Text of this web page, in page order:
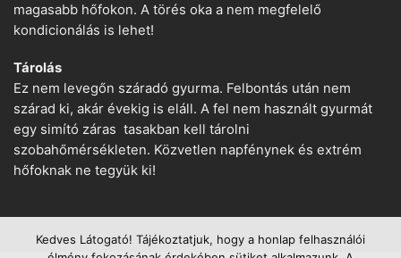
magasabb hőfokon. A törés oka a nem megfelelő
kondicionálás is lehet!
Tárolás
Ez nem levegőn száradó gyurma. Felbontás után nem
szárad ki, akár évekig is eláll. A fel nem használt gyurmát
egy simító záras tasakban kell tárolni
szobahőmérsékleten. Közvetlen napfénynek és extrém
hőfoknak ne tegyük ki!
Kedves Látogató! Tájékoztatjuk, hogy a honlap felhasználói